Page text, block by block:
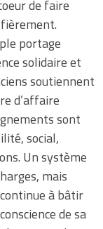
de faire
portage
solidaire et
soutiennent
d’affaire
sont
social,
Un système
mais
à bâtir
de sa